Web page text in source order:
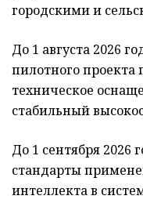
городскими и
До 1 августа 2026
пилотного проекта
техническое
стабильный
До 1 сентября 2026
стандарты
интеллекта в